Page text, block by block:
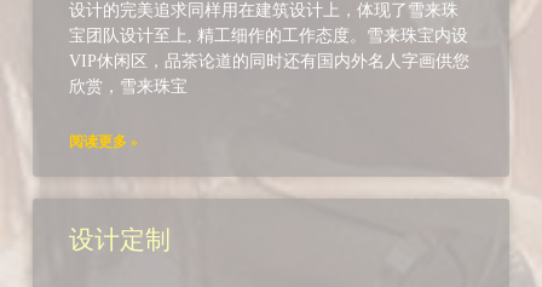
设计的完美追求同样用在建筑设计上，体现了雪来珠
宝团队设计至上, 精工细作的工作态度。雪来珠宝内设
VIP休闲区，品茶论道的同时还有国内外名人字画供您
欣赏，雪来珠宝
阅读更多 »
设计定制